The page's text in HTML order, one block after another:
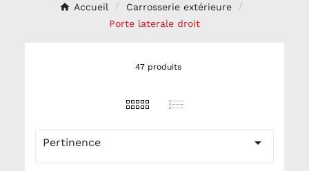
Accueil
Carrosserie extérieure
Porte laterale droit
47 produits
Pertinence 